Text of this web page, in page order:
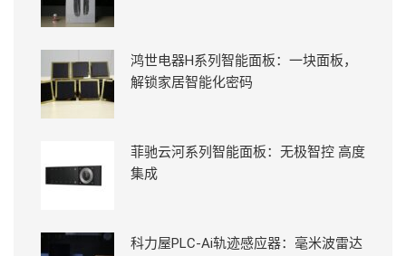
鸿世电器H系列智能面板：一块面板，
解锁家居智能化密码
菲驰云河系列智能面板：无极智控 高度
集成
科力屋PLC-Ai轨迹感应器：毫米波雷达